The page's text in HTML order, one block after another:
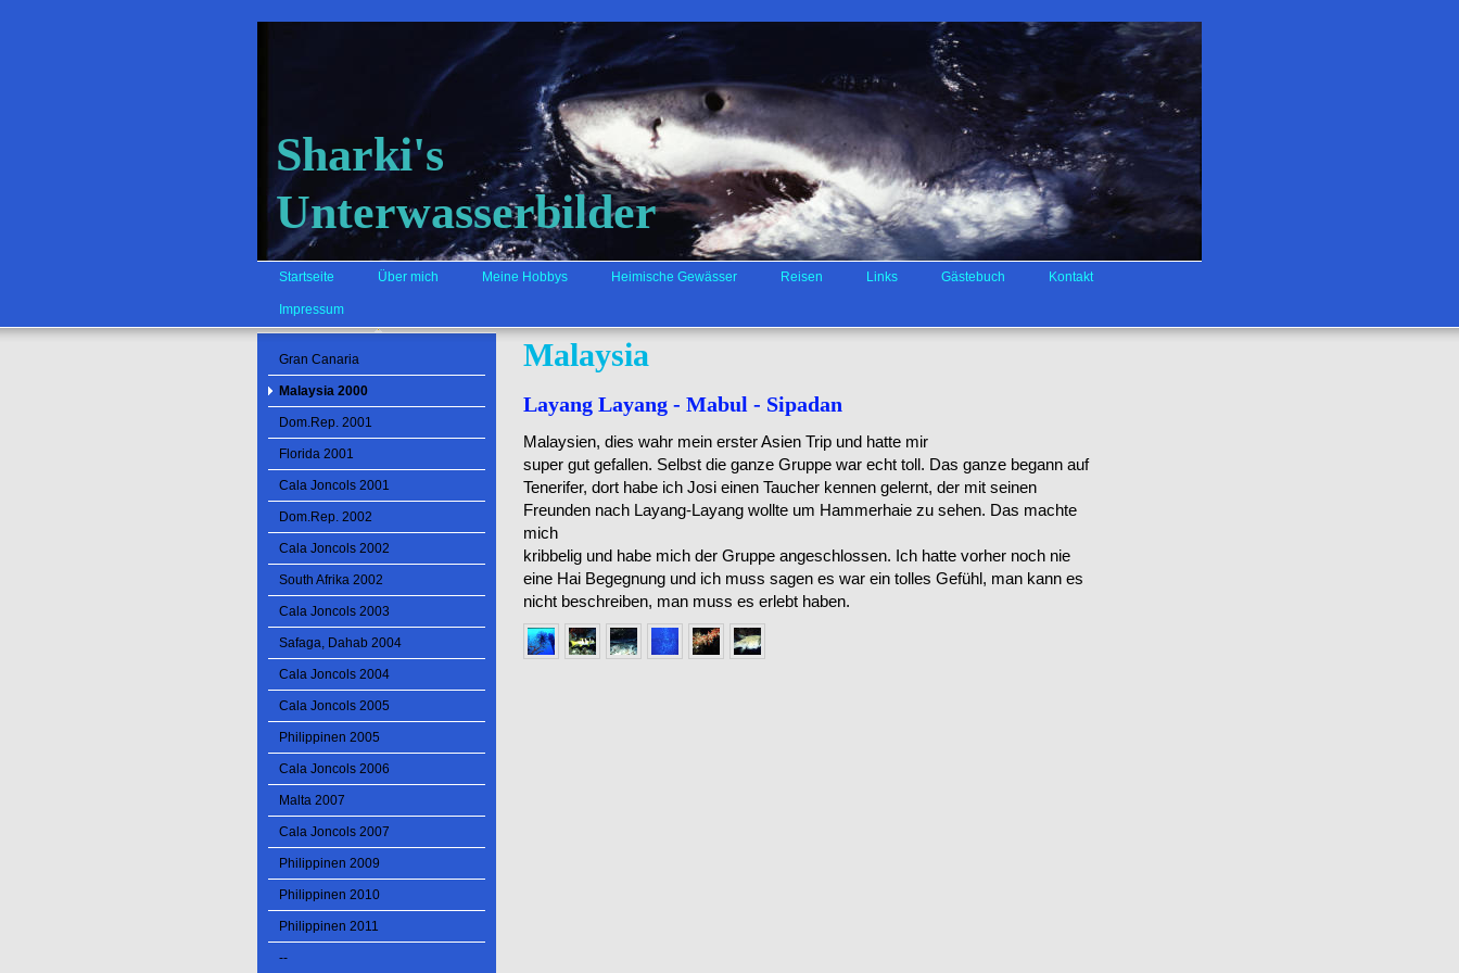
Sharki's
Unterwasserbilder
Startseite Über mich Meine Hobbys Heimische Gewässer Reisen Links Gästebuch Kontakt
Impressum
Gran Canaria
Malaysia 2000
Dom.Rep. 2001
Florida 2001
Cala Joncols 2001
Dom.Rep. 2002
Cala Joncols 2002
South Afrika 2002
Cala Joncols 2003
Safaga, Dahab 2004
Cala Joncols 2004
Cala Joncols 2005
Philippinen 2005
Cala Joncols 2006
Malta 2007
Cala Joncols 2007
Philippinen 2009
Philippinen 2010
Philippinen 2011
--
Malaysia
Layang Layang - Mabul - Sipadan
Malaysien, dies wahr mein erster Asien Trip und hatte mir
super gut gefallen. Selbst die ganze Gruppe war echt toll. Das ganze begann auf
Tenerifer, dort habe ich Josi einen Taucher kennen gelernt, der mit seinen
Freunden nach Layang-Layang wollte um Hammerhaie zu sehen. Das machte
mich
kribbelig und habe mich der Gruppe angeschlossen. Ich hatte vorher noch nie
eine Hai Begegnung und ich muss sagen es war ein tolles Gefühl, man kann es
nicht beschreiben, man muss es erlebt haben.